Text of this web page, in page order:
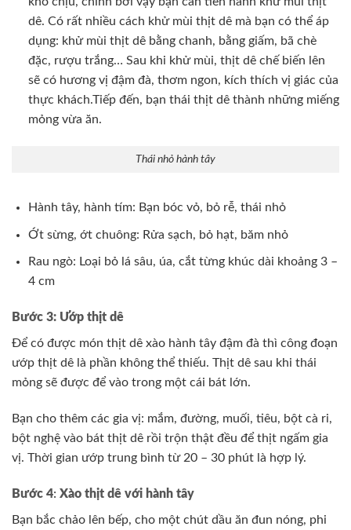
dê. Có rất nhiều cách khử mùi thịt dê mà bạn có thể áp
dụng: khử mùi thịt dê bằng chanh, bằng giấm, bã chè
đặc, rượu trắng… Sau khi khử mùi, thịt dê chế biến lên
sẽ có hương vị đậm đà, thơm ngon, kích thích vị giác của
thực khách.Tiếp đến, bạn thái thịt dê thành những miếng
mỏng vừa ăn.
Thái nhỏ hành tây
Hành tây, hành tím: Bạn bóc vỏ, bỏ rễ, thái nhỏ
Ớt sừng, ớt chuông: Rửa sạch, bỏ hạt, băm nhỏ
Rau ngò: Loại bỏ lá sâu, úa, cắt từng khúc dài khoảng 3 –
4 cm
Bước 3: Ướp thịt dê
Để có được món thịt dê xào hành tây đậm đà thì công đoạn
ướp thịt dê là phần không thể thiếu. Thịt dê sau khi thái
mỏng sẽ được để vào trong một cái bát lớn.
Bạn cho thêm các gia vị: mắm, đường, muối, tiêu, bột cà ri,
bột nghệ vào bát thịt dê rồi trộn thật đều để thịt ngấm gia
vị. Thời gian ướp trung bình từ 20 – 30 phút là hợp lý.
Bước 4: Xào thịt dê với hành tây
Bạn bắc chảo lên bếp, cho một chút dầu ăn đun nóng, phi